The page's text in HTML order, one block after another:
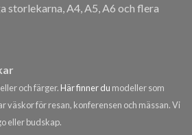
storlekarna, A4, A5, A6 och flera
och färger. Här finner du modeller som
väskor för resan, konferensen och mässan. Vi
eller budskap.